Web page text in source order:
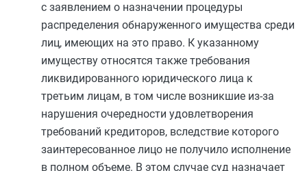
с заявлением о назначении процедуры
распределения обнаруженного имущества среди
лиц, имеющих на это право. К указанному
имуществу относятся также требования
ликвидированного юридического лица к
третьим лицам, в том числе возникшие из-за
нарушения очередности удовлетворения
требований кредиторов, вследствие которого
заинтересованное лицо не получило исполнение
в полном объеме. В этом случае суд назначает